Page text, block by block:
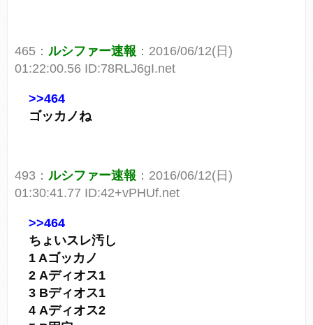
465： ルシファー速報 ：2016/06/12(日)
01:22:00.56 ID:78RLJ6gI.net
>>464
ゴッカノね
493： ルシファー速報 ：2016/06/12(日)
01:30:41.77 ID:42+vPHUf.net
>>464
ちょいスレ汚し
1 Aゴッカノ
2 Aディオス1
3 Bディオス1
4 Aディオス2